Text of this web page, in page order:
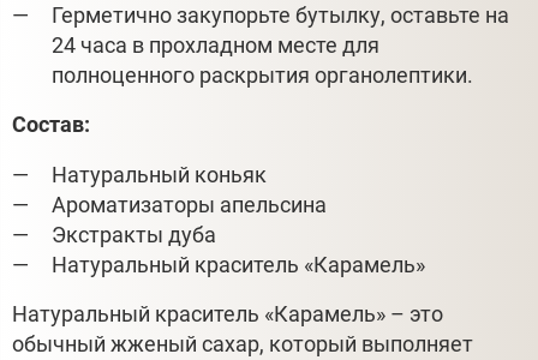
Герметично закупорьте бутылку, оставьте на
24 часа в прохладном месте для
полноценного раскрытия органолептики.
Состав:
Натуральный коньяк
Ароматизаторы апельсина
Экстракты дуба
Натуральный краситель «Карамель»
Натуральный краситель «Карамель» – это
обычный жженый сахар, который выполняет